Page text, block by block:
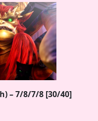
– 7/8/7/8 [30/40]